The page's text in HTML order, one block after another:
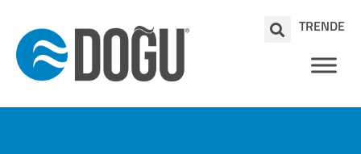
TRENDE